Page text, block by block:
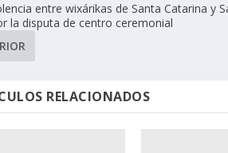
entre wixárikas de Santa Catarina y
la disputa de centro ceremonial
RELACIONADOS